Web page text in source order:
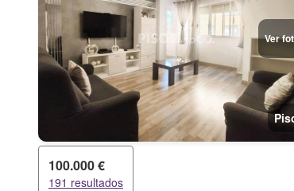
Ver
100.000 €
191 resultados